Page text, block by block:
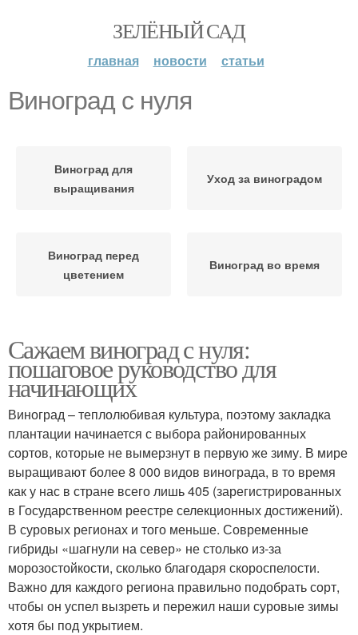
ЗЕЛЁНЫЙ САД
главная новости статьи
Виноград с нуля
Виноград для
выращивания
Уход за виноградом
Виноград перед
цветением
Виноград во время
Сажаем виноград с нуля:
пошаговое руководство для
начинающих
Виноград – теплолюбивая культура, поэтому закладка
плантации начинается с выбора районированных
сортов, которые не вымерзнут в первую же зиму. В мире
выращивают более 8 000 видов винограда, в то время
как у нас в стране всего лишь 405 (зарегистрированных
в Государственном реестре селекционных достижений).
В суровых регионах и того меньше. Современные
гибриды «шагнули на север» не столько из-за
морозостойкости, сколько благодаря скороспелости.
Важно для каждого региона правильно подобрать сорт,
чтобы он успел вызреть и пережил наши суровые зимы
хотя бы под укрытием.